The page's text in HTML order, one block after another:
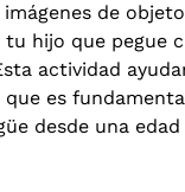
imágenes de
tu hijo que pegue
actividad
que es
desde una